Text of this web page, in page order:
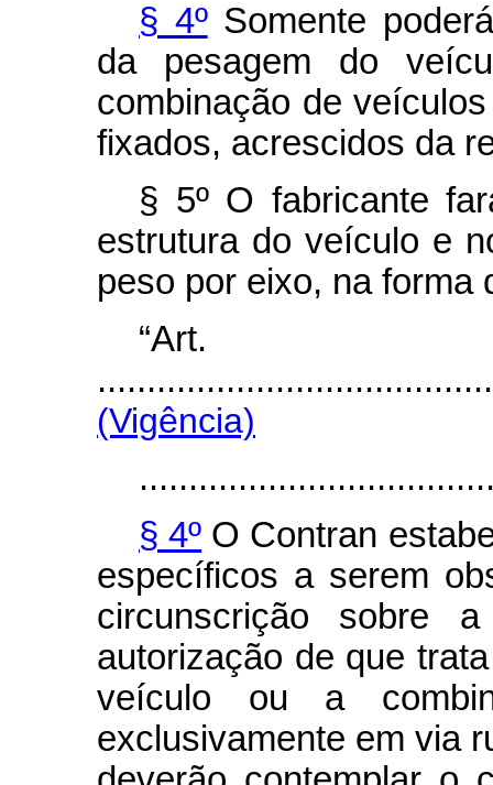
§ 4ºSomente
da pesagem do
combinação de
fixados, acrescidos da
§ 5º O fabricante
estrutura do veículo e
peso por eixo, na forma
(Vigência)
§ 4º O Contran
específicos a serem
circunscrição sobre
autorização de que
veículo ou a
exclusivamente em via